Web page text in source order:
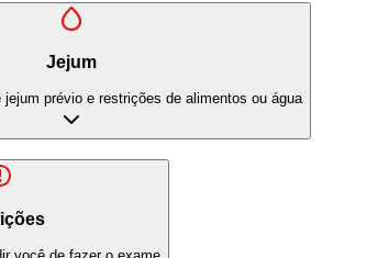
Jejum
prévio e restrições de alimentos ou água